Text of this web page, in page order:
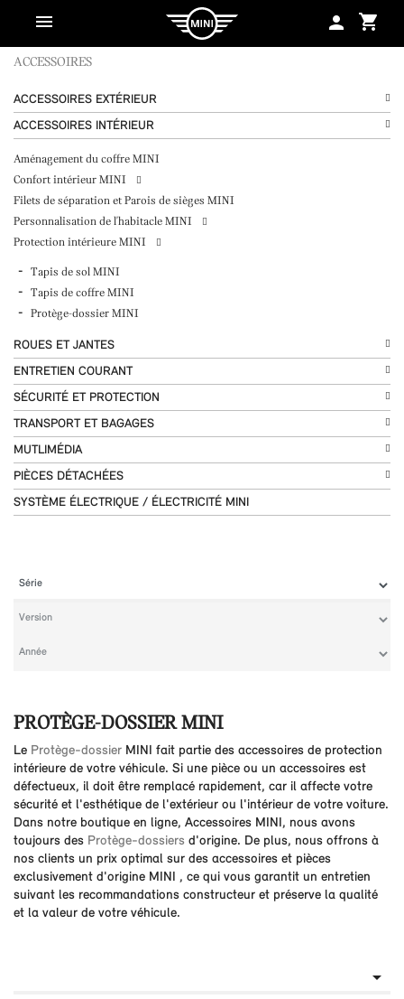
shopping_cart
person
ACCESSOIRES
ACCESSOIRES EXTÉRIEUR
ACCESSOIRES INTÉRIEUR
Aménagement du coffre MINI
Confort intérieur MINI
Filets de séparation et Parois de sièges MINI
Personnalisation de l'habitacle MINI
Protection intérieure MINI
Tapis de sol MINI
Tapis de coffre MINI
Protège-dossier MINI
ROUES ET JANTES
ENTRETIEN COURANT
SÉCURITÉ ET PROTECTION
TRANSPORT ET BAGAGES
MUTLIMÉDIA
PIÈCES DÉTACHÉES
SYSTÈME ÉLECTRIQUE / ÉLECTRICITÉ MINI
PROTÈGE-DOSSIER MINI
Le Protège-dossier MINI fait partie des accessoires de protection
intérieure de votre véhicule. Si une pièce ou un accessoires est
défectueux, il doit être remplacé rapidement, car il affecte votre
sécurité et l'esthétique de l'extérieur ou l'intérieur de votre voiture.
Dans notre boutique en ligne, Accessoires MINI, nous avons
toujours des Protège-dossiers d'origine. De plus, nous offrons à
nos clients un prix optimal sur des accessoires et pièces
exclusivement d'origine MINI , ce qui vous garantit un entretien
suivant les recommandations constructeur et préserve la qualité
et la valeur de votre véhicule.
